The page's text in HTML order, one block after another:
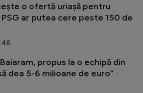
o ofertă uriașă pentru
ar putea cere peste 150 de
propus la o echipă din
dea 5-6 milioane de euro”